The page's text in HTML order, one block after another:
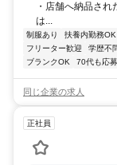
・店舗へ納品さ
は...
制服あり 扶養内勤務OK
フリーター歓迎
学歴不
ブランクOK
70代も応募
同じ企業の求人
正社員